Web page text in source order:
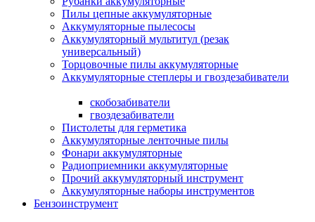
Пилы цепные аккумуляторные
Аккумуляторные пылесосы
Аккумуляторный мультитул (резак
универсальный)
Торцовочные пилы аккумуляторные
Аккумуляторные степлеры и гвоздезабиватели
скобозабиватели
гвоздезабиватели
Пистолеты для герметика
Аккумуляторные ленточные пилы
Фонари аккумуляторные
Радиоприемники аккумуляторные
Прочий аккумуляторный инструмент
Аккумуляторные наборы инструментов
Бензоинструмент